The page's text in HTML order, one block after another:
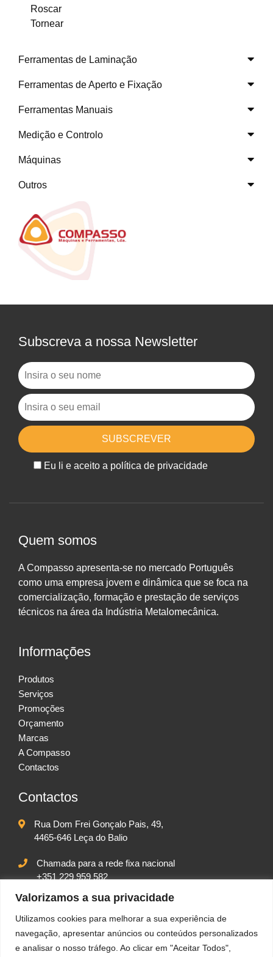
Valorizamos a sua privacidade
Utilizamos cookies para melhorar a sua experiência de
navegação, apresentar anúncios ou conteúdos personalizados
e analisar o nosso tráfego. Ao clicar em "Aceitar Todos",
Roscar
Tornear
Ferramentas de Laminação
Ferramentas de Aperto e Fixação
Ferramentas Manuais
Medição e Controlo
Máquinas
Outros
Subscreva a nossa Newsletter
Eu li e aceito a política de privacidade
Quem somos
A Compasso apresenta-se no mercado Português
como uma empresa jovem e dinâmica que se foca na
comercialização, formação e prestação de serviços
técnicos na área da Indústria Metalomecânica.
Informações
Produtos
Serviços
Promoções
Orçamento
Marcas
A Compasso
Contactos
Contactos
Rua Dom Frei Gonçalo Pais, 49,
4465-646 Leça do Balio
Chamada para a rede fixa nacional
+351 229 959 582
+351 917 542 102
geral@compassolda.pt